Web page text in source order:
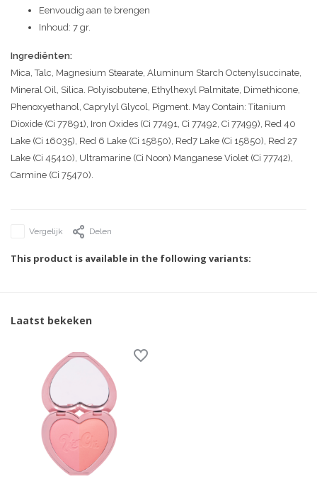
Eenvoudig aan te brengen
Inhoud: 7 gr.
Ingrediënten:
Mica, Talc, Magnesium Stearate, Aluminum Starch Octenylsuccinate,
Mineral Oil, Silica. Polyisobutene, Ethylhexyl Palmitate, Dimethicone,
Phenoxyethanol, Caprylyl Glycol, Pigment. May Contain: Titanium
Dioxide (Ci 77891), Iron Oxides (Ci 77491, Ci 77492, Ci 77499), Red 40
Lake (Ci 16035), Red 6 Lake (Ci 15850), Red7 Lake (Ci 15850), Red 27
Lake (Ci 45410), Ultramarine (Ci Noon) Manganese Violet (Ci 77742),
Carmine (Ci 75470).
Vergelijk Delen
This product is available in the following variants:
Laatst bekeken